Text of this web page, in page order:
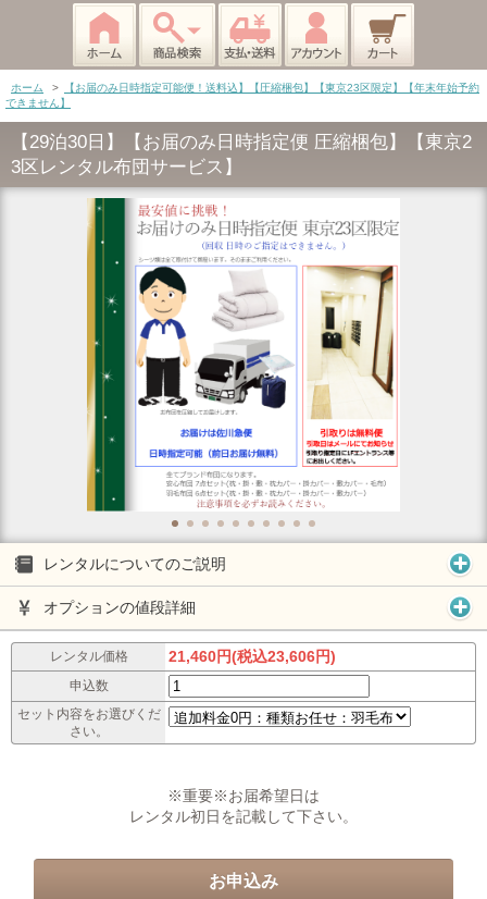
ホーム >
【お届のみ日時指定可能便！送料込】【圧縮梱包】【東京23区限定】【年末年始予約
できません】
【29泊30日】【お届のみ日時指定便 圧縮梱包】【東京2
3区レンタル布団サービス】
レンタルについてのご説明
オプションの値段詳細
レンタル価格 21,460円(税込23,606円)
申込数
セット内容をお選びくだ
さい。
※重要※お届希望日は
レンタル初日を記載して下さい。